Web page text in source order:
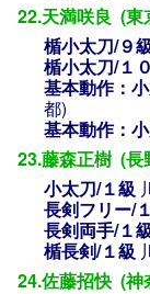
22.天満咲良 (東
楯小太刀/９
楯小太刀/１
基本動作：
都)
基本動作：
23.藤森正樹 (長
小太刀/１級
長剣フリー/
長剣両手/１
楯長剣/１級
24.佐藤招快 (神